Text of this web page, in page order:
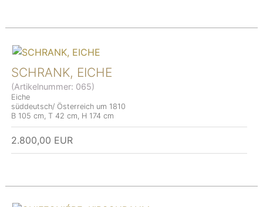
SCHRANK, EICHE
(Artikelnummer: 065)
Eiche
süddeutsch/ Österreich um 1810
B 105 cm, T 42 cm, H 174 cm
2.800,00 EUR